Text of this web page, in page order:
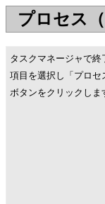
プロセス
タスクマネージャで終
項目を選択し「プロセ
ボタンをクリックしま